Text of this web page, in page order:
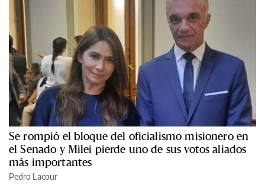
Se rompió el bloque del oficialismo misionero en
el Senado y Milei pierde uno de sus votos aliados
más importantes
Pedro Lacour